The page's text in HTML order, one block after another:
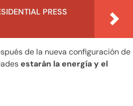
PRESS
de la nueva configuración de
estarán la energía y el